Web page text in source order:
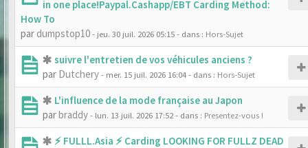
in one place!Paypal.Cashapp/EBT Carding Method:
How To
par dumpstop10- jeu. 30 juil. 2026 05:15- dans : Hors-Sujet
suivre l'entretien de vos véhicules anciens ?
par Dutchery- mer. 15 juil. 2026 16:04- dans : Hors-Sujet
L'influence de la mode française au Japon
parbraddy- lun. 13 juil. 2026 17:52- dans : Presentez-vous !
⚡ FULLL.Asia ⚡ Carding LOOKING FOR FULLZ DEAD